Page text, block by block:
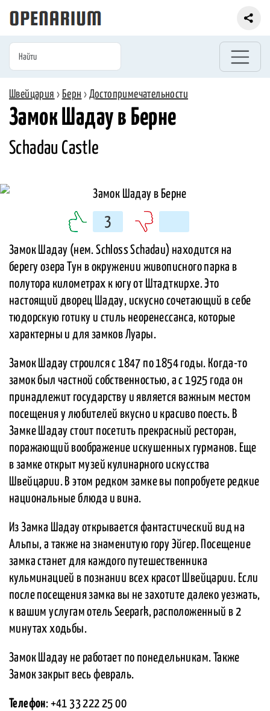
Швейцария › Берн › Достопримечательности
Замок Шадау в Берне
Schadau Castle
3
Замок Шадау (нем. Schloss Schadau) находится на
берегу озера Тун в окружении живописного парка в
полутора километрах к югу от Штадткирхе. Это
настоящий дворец Шадау, искусно сочетающий в себе
тюдорскую готику и стиль неоренессанса, которые
характерны и для замков Луары.
Замок Шадау строился с 1847 по 1854 годы. Когда-то
замок был частной собственностью, а с 1925 года он
принадлежит государству и является важным местом
посещения у любителей вкусно и красиво поесть. В
Замке Шадау стоит посетить прекрасный ресторан,
поражающий воображение искушенных гурманов. Еще
в замке открыт музей кулинарного искусства
Швейцарии. В этом редком замке вы попробуете редкие
национальные блюда и вина.
Из Замка Шадау открывается фантастический вид на
Альпы, а также на знаменитую гору Эйгер. Посещение
замка станет для каждого путешественника
кульминацией в познании всех красот Швейцарии. Если
после посещения замка вы не захотите далеко уезжать,
к вашим услугам отель Seepark, расположенный в 2
минутах ходьбы.
Замок Шадау не работает по понедельникам. Также
Замок закрыт весь февраль.
Телефон: +41 33 222 25 00